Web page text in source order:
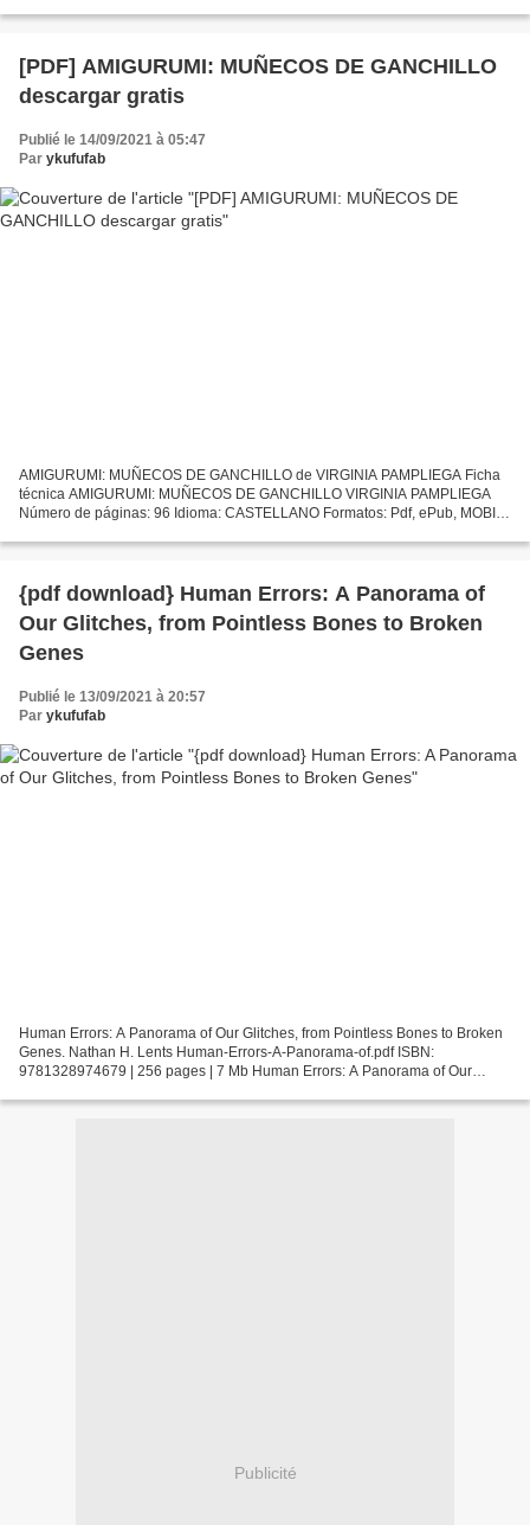
Editorial:...
[PDF] AMIGURUMI: MUÑECOS DE GANCHILLO
descargar gratis
Publié le 14/09/2021 à 05:47
Par ykufufab
AMIGURUMI: MUÑECOS DE GANCHILLO de VIRGINIA PAMPLIEGA Ficha
técnica AMIGURUMI: MUÑECOS DE GANCHILLO VIRGINIA PAMPLIEGA
Número de páginas: 96 Idioma: CASTELLANO Formatos: Pdf, ePub, MOBI,
Descargar...
{pdf download} Human Errors: A Panorama of
Our Glitches, from Pointless Bones to Broken
Genes
Publié le 13/09/2021 à 20:57
Par ykufufab
Human Errors: A Panorama of Our Glitches, from Pointless Bones to Broken
Genes. Nathan H. Lents Human-Errors-A-Panorama-of.pdf ISBN:
9781328974679 | 256 pages | 7 Mb Human Errors: A Panorama of Our
Publicité